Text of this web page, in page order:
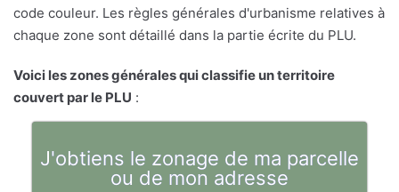
code couleur. Les règles générales d'urbanisme relatives à
chaque zone sont détaillé dans la partie écrite du PLU.
Voici les zones générales qui classifie un territoire
couvert par le PLU :
J'obtiens le zonage de ma parcelle
ou de mon adresse